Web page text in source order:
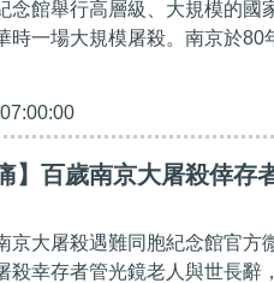
念館舉行高層級、大規模的
時一場大規模屠殺。南京於80
】百歲南京大屠殺倖
京大屠殺遇難同胞紀念館官方
殺幸存者管光鏡老人與世長辭